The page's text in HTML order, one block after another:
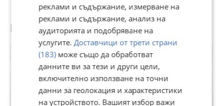
Потребител
реклами и съдържание, измерване на
реклами и съдържание, анализ на
аудиторията и подобряване на
услугите. Доставчици от трети страни
(183)може също да обработват
данните ви за тези и други цели,
включително използване на точни
данни за геолокация и характеристики
на устройството. Вашият избор важи